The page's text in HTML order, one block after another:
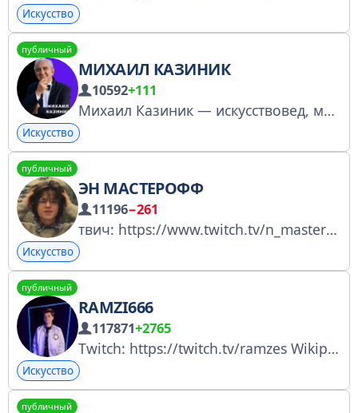
Искусство
публичный
МИХАИЛ КАЗИНИК
10592+111
Михаил Казиник — искусствовед, музыкант, писатель, поэт, философ, режиссер, страстный просветитель и один из самых эрудированных людей нашего времени. Встреча с ним буквально переворачивает весь мир - и внутренний и внешний.
Искусство
публичный
ЭН МАСТЕРОФФ
11196−261
твич: https://www.twitch.tv/n_masteroff бусти: https://boosty.to/n_masteroff
Искусство
публичный
RAMZI666
117871+2765
Twitch: https://twitch.tv/ramzes Wikipedia - https://ru.wikipedia.org/wiki/RAMZES666 Business inquires - ramzes666reklama@mail.ru @kvadrat_cooperation https://steamcommunity.com/tradeoffer/new/?partner=132851371&token=sSaZmS7n
Искусство
публичный